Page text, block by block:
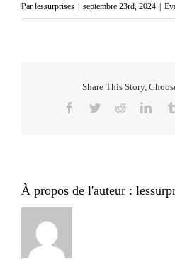
Par lessurprises | septembre 23rd, 2024 |
Share This Story,
Facebook
TwitterReddit
À propos de l'auteur :